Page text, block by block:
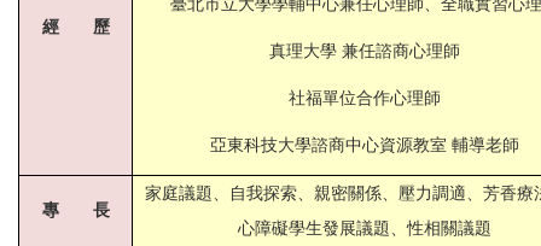
經 歷
臺北市立大學學輔中心兼任心理師、全職實習心
真理大學 兼任諮商心理師
社福單位合作心理師
亞東科技大學諮商中心資源教室 輔導老師
專 長
家庭議題、自我探索、親密關係、壓力調適、芳香療
心障礙學生發展議題、性相關議題